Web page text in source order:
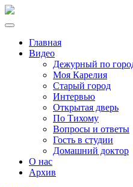
Главная
Видео
Дежурный по
Моя Карелия
Старый город
Интервью
Открытая дверь
По Тихому
Вопросы и ответы
Гость в студии
Домашний доктор
О нас
Архив